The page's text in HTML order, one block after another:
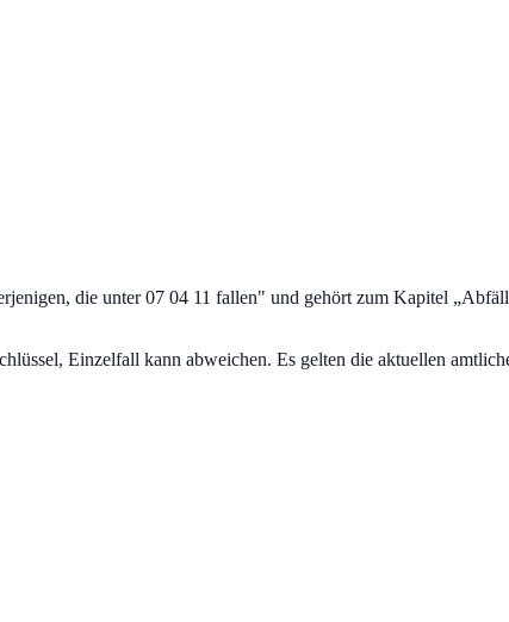
die unter 07 04 11 fallen" und gehört zum Kapitel „
Einzelfall kann abweichen. Es gelten die aktuellen